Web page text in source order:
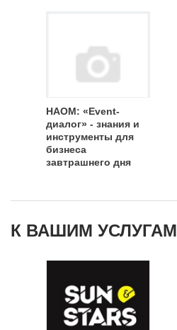
НАОМ: «Event-
диалог» - знания и
инструменты для
бизнеса
завтрашнего дня
К ВАШИМ УСЛУГАМ